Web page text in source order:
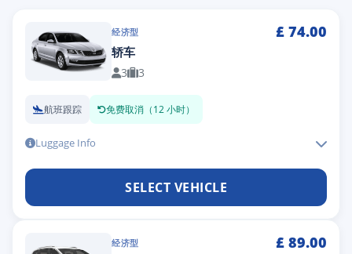
经济型 £ 74.00
轿车
3 3
航班跟踪 免费取消（12 小时）
Luggage Info
SELECT VEHICLE
经济型 £ 89.00